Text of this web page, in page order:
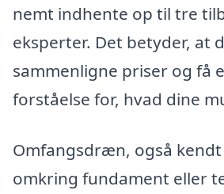
nemt indhente op til tre
eksperter. Det betyder, at
sammenligne priser og få
forståelse for, hvad dine
Omfangsdræn, også
omkring fundament eller